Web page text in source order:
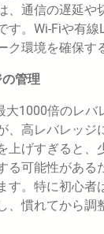
、通信の遅延や
す。Wi-Fiや有線
ク環境を確保す
管理
大1000倍のレバ
、高レバレッジ
上げすぎると、
る可能性がある
す。特に初心者
、慣れてから調